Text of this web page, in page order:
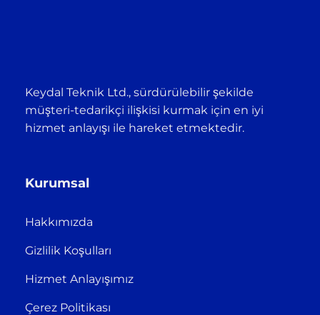
Keydal Teknik Ltd., sürdürülebilir şekilde
müşteri-tedarikçi ilişkisi kurmak için en iyi
hizmet anlayışı ile hareket etmektedir.
Kurumsal
Hakkımızda
Gizlilik Koşulları
Hizmet Anlayışımız
Çerez Politikası